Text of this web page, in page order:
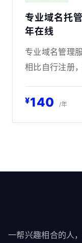
专业域名托
年在线
专业域名管理
相比自行注册
¥140 /年
一帮兴趣相合的人